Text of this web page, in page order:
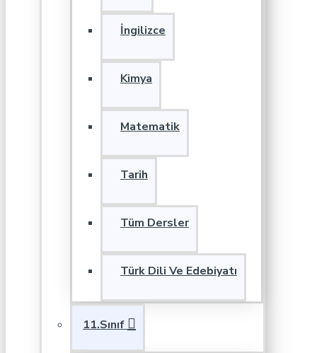
İngilizce
Kimya
Matematik
Tarih
Tüm Dersler
Türk Dili Ve Edebiyatı
11.Sınıf